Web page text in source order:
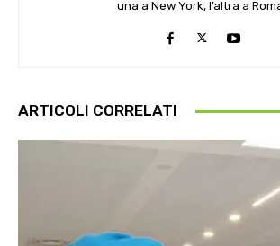
una a New York, l’altra a
ARTICOLI CORRELATI